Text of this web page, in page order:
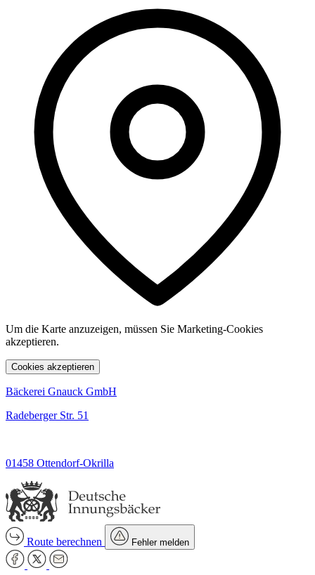
Um die Karte anzuzeigen, müssen Sie Marketing-Cookies
akzeptieren.
Cookies akzeptieren
Bäckerei Gnauck GmbH
Radeberger Str. 51
01458 Ottendorf-Okrilla
Route berechnen Fehler melden